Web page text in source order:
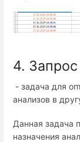
4.
- задача для
анализов в
Данная задача
назначения